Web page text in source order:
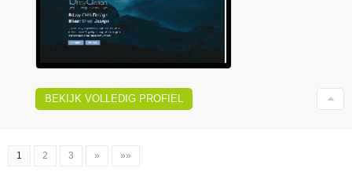
BEKIJK VOLLEDIG PROFIEL
1 2 3 » »»